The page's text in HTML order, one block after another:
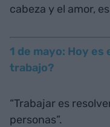
cabeza y el amor,
1 de mayo: Hoy es
trabajo?
“Trabajar es
personas”.